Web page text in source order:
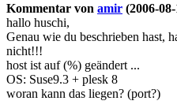
Kommentar von amir (2006-
hallo huschi,
Genau wie du beschrieben hast,
nicht!!!
host ist auf (%) geändert ...
OS: Suse9.3 + plesk 8
woran kann das liegen? (port?)